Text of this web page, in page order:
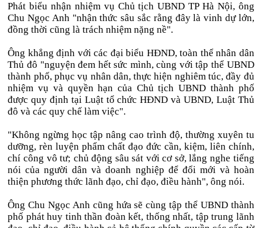
Phát biểu nhận nhiệm vụ Chủ tịch UBND TP Hà Nội, ông
Chu Ngọc Anh "nhận thức sâu sắc rằng đây là vinh dự lớn,
đồng thời cũng là trách nhiệm nặng nề".
Ông khẳng định với các đại biểu HĐND, toàn thể nhân dân
Thủ đô "nguyện đem hết sức mình, cùng với tập thể UBND
thành phố, phục vụ nhân dân, thực hiện nghiêm túc, đầy đủ
nhiệm vụ và quyền hạn của Chủ tịch UBND thành phố
được quy định tại Luật tổ chức HĐND và UBND, Luật Thủ
đô và các quy chế làm việc".
"Không ngừng học tập nâng cao trình độ, thường xuyên tu
dưỡng, rèn luyện phẩm chất đạo đức cần, kiệm, liên chính,
chí công vô tư; chủ động sâu sát với cơ sở, lắng nghe tiếng
nói của người dân và doanh nghiệp để đổi mới và hoàn
thiện phương thức lãnh đạo, chỉ đạo, điều hành", ông nói.
Ông Chu Ngọc Anh cũng hứa sẽ cùng tập thể UBND thành
phố phát huy tinh thần đoàn kết, thống nhất, tập trung lãnh